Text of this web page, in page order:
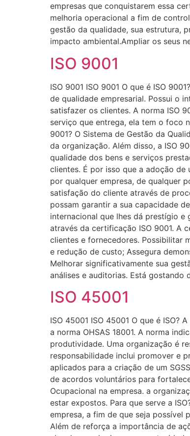
empresas que conquistarem essa
melhoria operacional a fim de
gestão da qualidade, sua estrutura,
impacto ambiental.Ampliar os seus
ISO 9001
ISO 9001 ISO 9001 O que é ISO
de qualidade empresarial. Possui o
satisfazer os clientes. A norma ISO
serviço que entrega, ela tem o foco
9001? O Sistema de Gestão da
da organização. Além disso, a ISO
qualidade dos bens e serviços
clientes. É por isso que a adoção
por qualquer empresa, de qualquer
satisfação do cliente através de
possam garantir a sua capacidade
internacional que lhes dá prestígio e
através da certificação ISO 9001. A
clientes e fornecedores. Possibilitar
e redução de custo; Assegura
Melhorar significativamente sua
análises e auditorias. Está
ISO 45001
ISO 45001 ISO 45001 O que é ISO?
a norma OHSAS 18001. A norma
produtividade. Uma organização é
responsabilidade inclui promover e
aplicados para a criação de um
de acordos voluntários para
Ocupacional na empresa. a
estar expostos. Para que serve a
empresa, a fim de que seja possível
Além de reforça a importância de